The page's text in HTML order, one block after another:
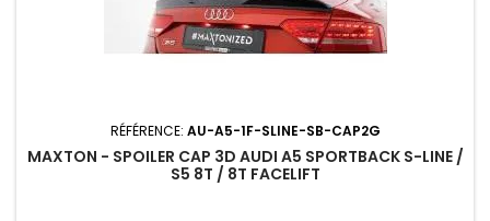
RÉFÉRENCE: AU-A5-1F-SLINE-SB-CAP2G
MAXTON - SPOILER CAP 3D AUDI A5 SPORTBACK S-LINE /
S5 8T / 8T FACELIFT